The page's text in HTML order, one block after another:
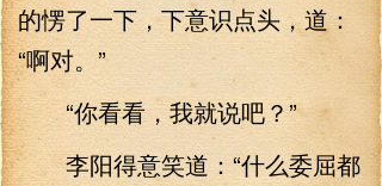
的愣了一下，下意识点头，道：
“啊对。”
“你看看，我就说吧？”
李阳得意笑道：“什么委屈都